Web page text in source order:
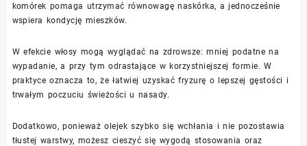
komórek pomaga utrzymać równowagę naskórka, a jednocześnie
wspiera kondycję mieszków.
W efekcie włosy mogą wyglądać na zdrowsze: mniej podatne na
wypadanie, a przy tym odrastające w korzystniejszej formie. W
praktyce oznacza to, że łatwiej uzyskać fryzurę o lepszej gęstości i
trwałym poczuciu świeżości u nasady.
Dodatkowo, ponieważ olejek szybko się wchłania i nie pozostawia
tłustej warstwy, możesz cieszyć się wygodą stosowania oraz